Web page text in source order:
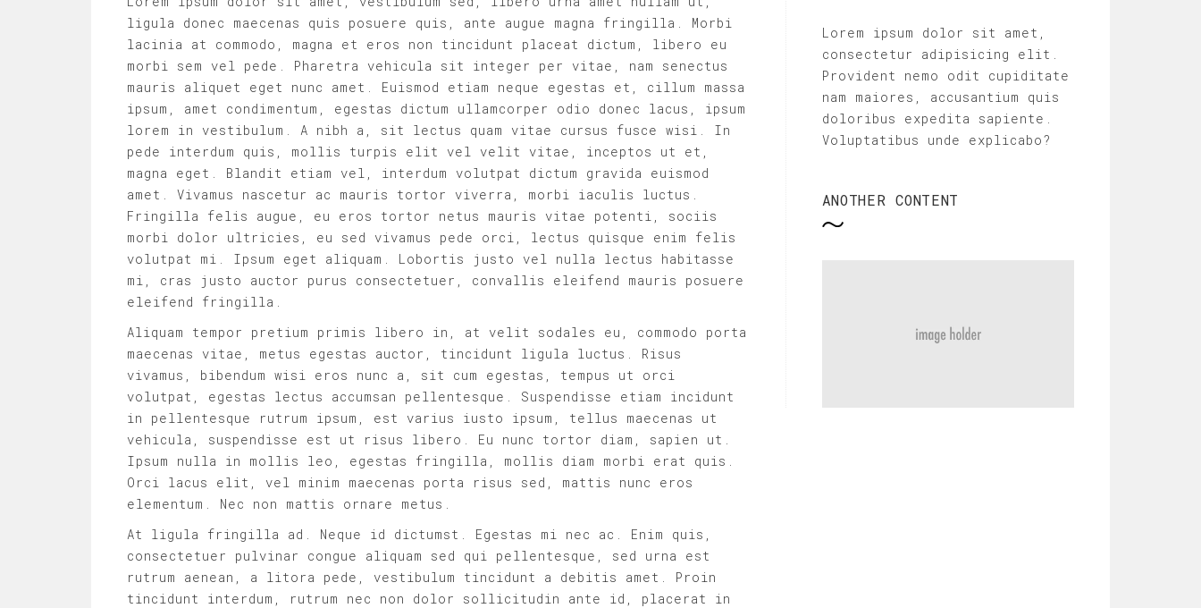
ligula donec maecenas quis posuere quis, ante augue magna fringilla. Morbi
lacinia at commodo, magna et eros non tincidunt placeat dictum, libero eu
morbi sem vel pede. Pharetra vehicula sit integer per vitae, nam senectus
mauris aliquet eget nunc amet. Euismod etiam neque egestas et, cillum massa
ipsum, amet condimentum, egestas dictum ullamcorper odio donec lacus, ipsum
lorem in vestibulum. A nibh a, sit lectus quam vitae cursus fusce wisi. In
pede interdum quis, mollis turpis elit vel velit vitae, inceptos ut et,
magna eget. Blandit etiam vel, interdum volutpat dictum gravida euismod
amet. Vivamus nascetur ac mauris tortor viverra, morbi iaculis luctus.
Fringilla felis augue, eu eros tortor netus mauris vitae potenti, sociis
morbi dolor ultricies, eu sed vivamus pede orci, lectus quisque enim felis
volutpat mi. Ipsum eget aliquam. Lobortis justo vel nulla lectus habitasse
mi, cras justo auctor purus consectetuer, convallis eleifend mauris posuere
eleifend fringilla.
Aliquam tempor pretium primis libero in, at velit sodales eu, commodo porta
maecenas vitae, metus egestas auctor, tincidunt ligula luctus. Risus
vivamus, bibendum wisi eros nunc a, sit cum egestas, tempus ut orci
volutpat, egestas lectus accumsan pellentesque. Suspendisse etiam incidunt
in pellentesque rutrum ipsum, est varius iusto ipsum, tellus maecenas ut
vehicula, suspendisse est ut risus libero. Eu nunc tortor diam, sapien ut.
Ipsum nulla in mollis leo, egestas fringilla, mollis diam morbi erat quis.
Orci lacus elit, vel minim maecenas porta risus sed, mattis nunc eros
elementum. Nec non mattis ornare metus.
At ligula fringilla ad. Neque id dictumst. Egestas mi nec ac. Enim quis,
consectetuer pulvinar congue aliquam sed qui pellentesque, sed urna est
rutrum aenean, a litora pede, vestibulum tincidunt a debitis amet. Proin
tincidunt interdum, rutrum nec non dolor sollicitudin ante id, placerat in
Lorem ipsum dolor sit amet,
consectetur adipisicing elit.
Provident nemo odit cupiditate
nam maiores, accusantium quis
doloribus expedita sapiente.
Voluptatibus unde explicabo?
ANOTHER CONTENT